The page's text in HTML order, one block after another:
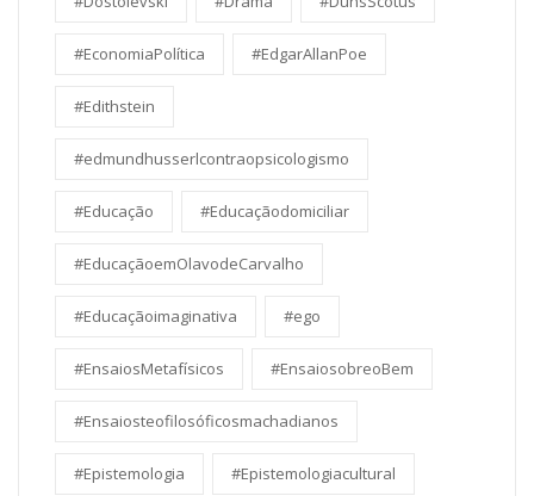
#EconomiaPolítica #EdgarAllanPoe
#Edithstein
#edmundhusserlcontraopsicologismo
#Educação #Educaçãodomiciliar
#EducaçãoemOlavodeCarvalho
#Educaçãoimaginativa #ego
#EnsaiosMetafísicos #EnsaiosobreoBem
#Ensaiosteofilosóficosmachadianos
#Epistemologia #Epistemologiacultural